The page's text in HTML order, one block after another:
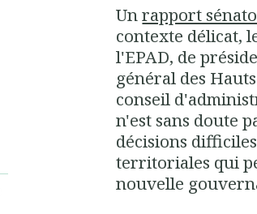
Unrapport
contexte délicat,
l'EPAD, de
général des
conseil
n'est sans doute
décisions
territoriales qui
nouvelle